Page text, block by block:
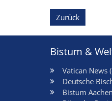
Zurück
Bistum &
Vatican News
Deutsche
Bistum Aachen